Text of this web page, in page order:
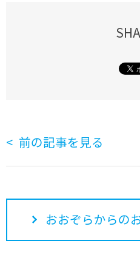
前の記事を見る
おおぞらからの